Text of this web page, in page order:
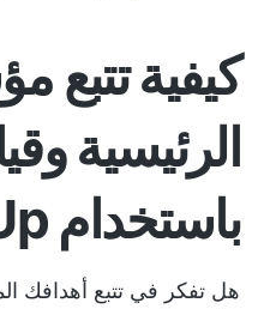
كيفية تتبع
الرئيسية
باستخدام ClickUp
هل تفكر في تتبع أهدافك